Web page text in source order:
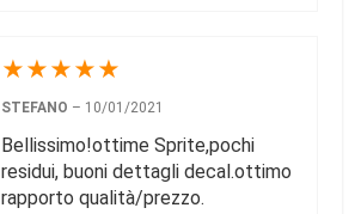
★★★★★
STEFANO – 10/01/2021
Bellissimo!ottime Sprite,pochi
residui, buoni dettagli decal.ottimo
rapporto qualità/prezzo.